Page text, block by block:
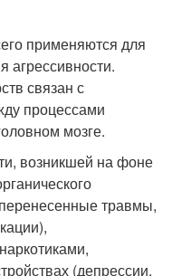
применяются для
агрессивности.
связан с
процессами
мозге.
возникшей на фоне
травмы,
(депрессии,